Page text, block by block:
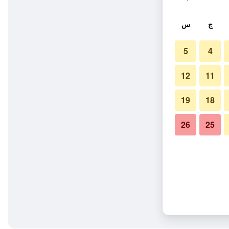
ج س
4
5
11
12
18
19
25
26